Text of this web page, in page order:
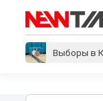
Выборы в